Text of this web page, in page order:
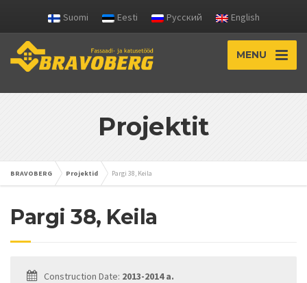
Suomi Eesti Русский English
MENU
Projektit
BRAVOBERG Projektid Pargi 38, Keila
Pargi 38, Keila
Construction Date: 2013-2014 a.